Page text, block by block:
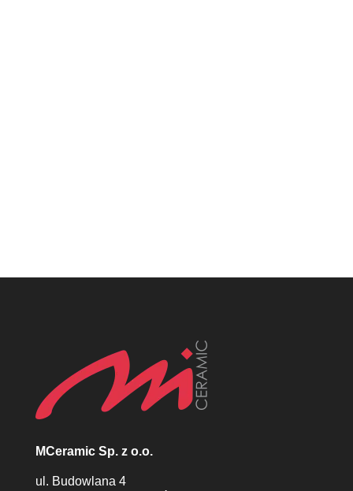
MCeramic Sp. z o.o.
ul. Budowlana 4